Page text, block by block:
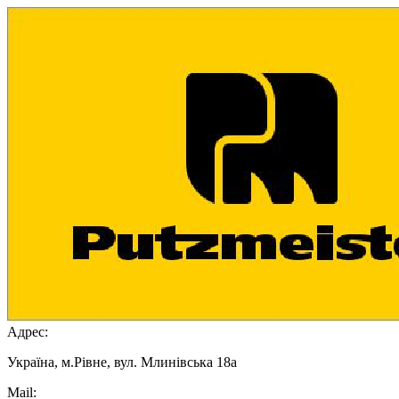
Адрес:
Україна, м.Рівне, вул. Млинівська 18а
Mail: